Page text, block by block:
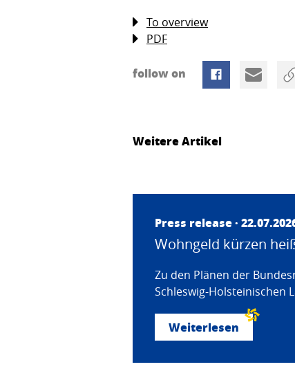
To overview
PDF
follow on
Weitere Artikel
Press release ·
Wohngeld kürzen
Zu den Plänen der
Schleswig-Holsteinischen
Weiterlesen